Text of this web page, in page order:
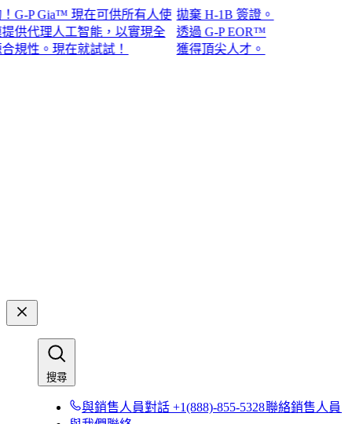
P Gia™ 現在可供所有人使
理人工智能，以實現全
性。現在就試試！​​
拋棄 H-1B 簽證。
透過 G-P EOR™
獲得頂尖人才。​​
搜尋​​
與銷售人員對話 +1(888)-855-5328​​聯絡銷售人員​​